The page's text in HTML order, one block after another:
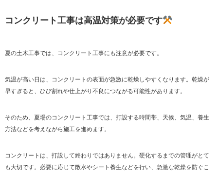
コンクリート工事は高温対策が必要です
夏の土木工事では、コンクリート工事にも注意が必要です。
気温が高い日は、コンクリートの表面が急激に乾燥しやすくなります。乾燥が
早すぎると、ひび割れや仕上がり不良につながる可能性があります。
そのため、夏場のコンクリート工事では、打設する時間帯、天候、気温、養生
方法などを考えながら施工を進めます。
コンクリートは、打設して終わりではありません。硬化するまでの管理がとて
も大切です。必要に応じて散水やシート養生などを行い、急激な乾燥を防ぐこ